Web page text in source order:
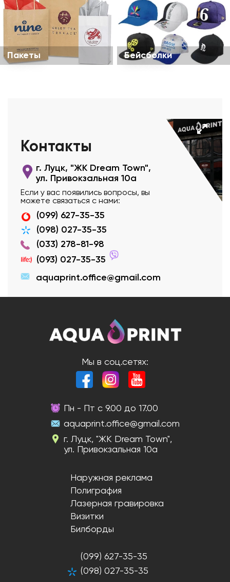
Пакеты Бейсболки
Контакты
г. Луцк, "ЖК Dream Town",
ул. Привокзальная 10а
Если у вас появились вопросы, вы
можете связаться с нами:
(099) 627-35-35
(098) 027-35-35
(033) 278-81-98
(093) 027-35-35
aquaprint.office@gmail.com
Мы в соц.сетях:
Пн - Пт с 9.00 до 17.00
aquaprint.office@gmail.com
г. Луцк, "ЖК Dream Town",
ул. Привокзальная 10а
Наружная реклама
Полиграфия
Лазерная гравировка
Визитки
Билборды
(099) 627-35-35
(098) 027-35-35